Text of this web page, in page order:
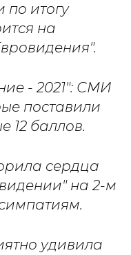
по итогу
на
- 2021": СМИ
поставили
12 баллов.
сердца
на 2-м
удивила